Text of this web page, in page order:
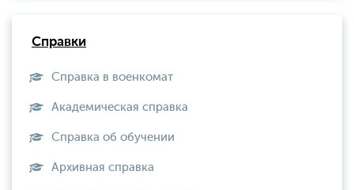
Справки
Справка в военкомат
Академическая справка
Справка об обучении
Архивная справка